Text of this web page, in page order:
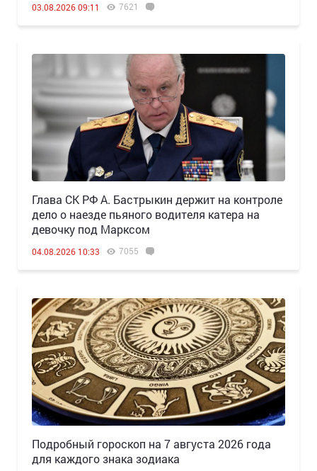
03.08.2026 09:11 7621
Глава СК РФ А. Бастрыкин держит на контроле
дело о наезде пьяного водителя катера на
девочку под Марксом
04.08.2026 10:33 7055
Подробный гороскоп на 7 августа 2026 года
для каждого знака зодиака